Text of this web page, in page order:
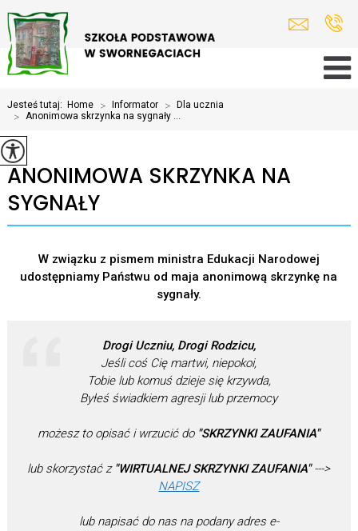
Jesteś tutaj: Home > Informator > Dla ucznia
> Anonimowa skrzynka na sygnały ...
ANONIMOWA SKRZYNKA NA
SYGNAŁY
W związku z pismem ministra Edukacji Narodowej
udostępniamy Państwu od maja anonimową skrzynkę na
sygnały.
Drogi Uczniu, Drogi Rodzicu,
Jeśli coś Cię martwi, niepokoi,
Tobie lub komuś dzieje się krzywda,
Byłeś świadkiem agresji lub przemocy
możesz to opisać i wrzucić do "SKRZYNKI ZAUFANIA"
lub skorzystać z "WIRTUALNEJ SKRZYNKI ZAUFANIA"--->
NAPISZ
lub napisać do nas na podany adres e-